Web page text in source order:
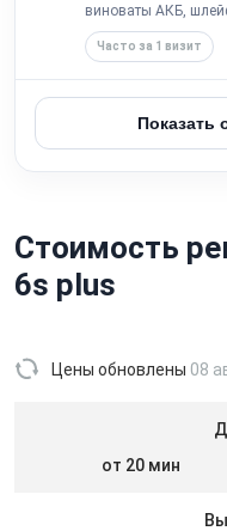
виноваты АКБ,
Часто за 1 визит
Показать
Стоимость
6s plus
Цены обновлены 08
от 20 мин